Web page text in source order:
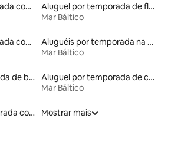
Aluguéis por temporada com sauna
Aluguel por temporada de flats
Mar Báltico
Aluguéis por temporada com café da manhã
Aluguéis por temporada na orla
Mar Báltico
Aluguel por temporada de barcos
Aluguel por temporada de casas de hóspedes
Mar Báltico
Locações por temporada com piscina
Mostrar mais